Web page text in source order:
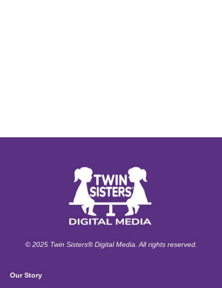
© 2025 Twin Sisters® Digital Media. All rights reserved.
Our Story